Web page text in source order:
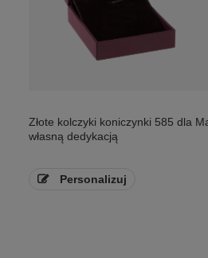
Złote kolczyki koniczynki 585 dla
własną dedykacją
Personalizuj